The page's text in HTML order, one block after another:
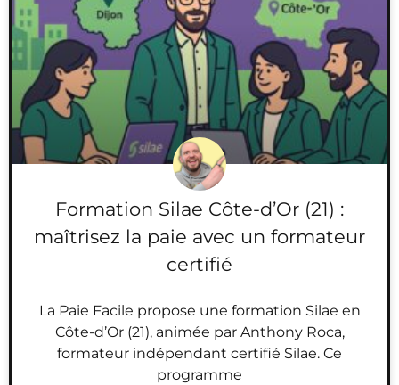
Formation Silae Côte-d’Or (21) :
maîtrisez la paie avec un formateur
certifié
La Paie Facile propose une formation Silae en
Côte-d’Or (21), animée par Anthony Roca,
formateur indépendant certifié Silae. Ce
programme